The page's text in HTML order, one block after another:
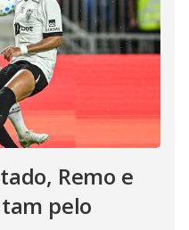
Remo e
pelo